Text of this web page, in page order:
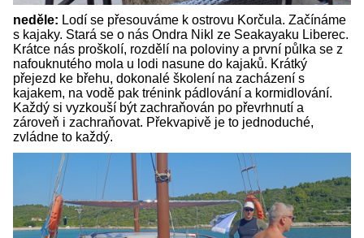
neděle: Lodí se přesouváme k ostrovu Korčula. Začínáme
s kajaky. Stará se o nás Ondra Nikl ze Seakayaku Liberec.
Krátce nás proškolí, rozdělí na poloviny a první půlka se z
nafouknutého mola u lodi nasune do kajaků. Krátký
přejezd ke břehu, dokonalé školení na zacházení s
kajakem, na vodě pak trénink pádlování a kormidlování.
Každý si vyzkouší být zachraňován po převrhnutí a
zároveň i zachraňovat. Překvapivě je to jednoduché,
zvládne to každý.